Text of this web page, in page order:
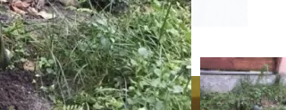
С Доставкой В Москве